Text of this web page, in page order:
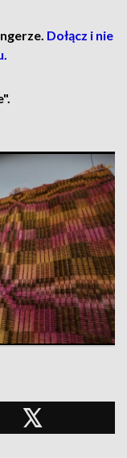
Dołącz i nie